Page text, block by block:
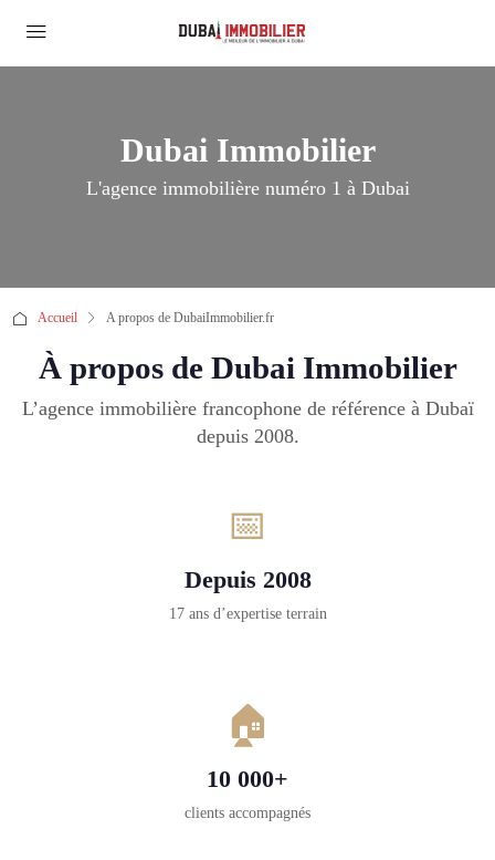
Dubai Immobilier
L'agence immobilière numéro 1 à Dubai
Accueil A propos de DubaiImmobilier.fr
À propos de Dubai Immobilier
L’agence immobilière francophone de référence à Dubaï
depuis 2008.
📅
Depuis 2008
17 ans d’expertise terrain
🏠
10 000+
clients accompagnés